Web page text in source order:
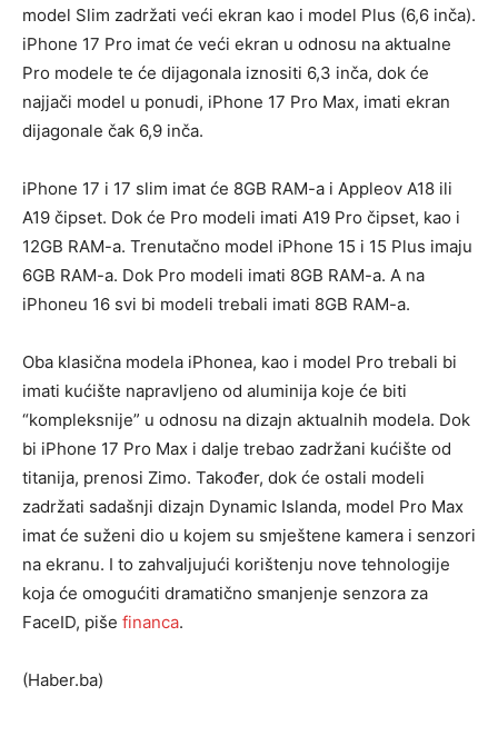
model Slim zadržati veći ekran kao i model Plus (6,6 inča).
iPhone 17 Pro imat će veći ekran u odnosu na aktualne
Pro modele te će dijagonala iznositi 6,3 inča, dok će
najjači model u ponudi, iPhone 17 Pro Max, imati ekran
dijagonale čak 6,9 inča.
iPhone 17 i 17 slim imat će 8GB RAM-a i Appleov A18 ili
A19 čipset. Dok će Pro modeli imati A19 Pro čipset, kao i
12GB RAM-a. Trenutačno model iPhone 15 i 15 Plus imaju
6GB RAM-a. Dok Pro modeli imati 8GB RAM-a. A na
iPhoneu 16 svi bi modeli trebali imati 8GB RAM-a.
Oba klasična modela iPhonea, kao i model Pro trebali bi
imati kućište napravljeno od aluminija koje će biti
“kompleksnije” u odnosu na dizajn aktualnih modela. Dok
bi iPhone 17 Pro Max i dalje trebao zadržani kućište od
titanija, prenosi Zimo. Također, dok će ostali modeli
zadržati sadašnji dizajn Dynamic Islanda, model Pro Max
imat će suženi dio u kojem su smještene kamera i senzori
na ekranu. I to zahvaljujući korištenju nove tehnologije
koja će omogućiti dramatično smanjenje senzora za
FaceID, piše financa.
(Haber.ba)